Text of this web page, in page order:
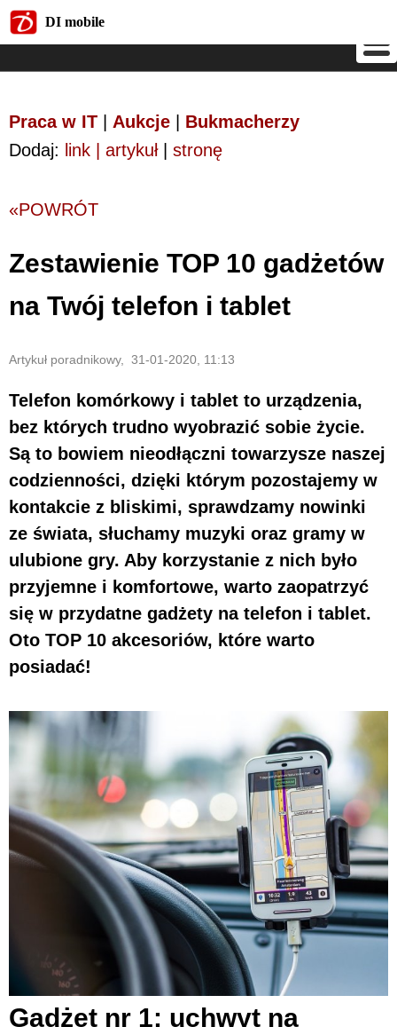
DI mobile
Praca w IT Aukcje
Bukmacherzy
Dodaj: link | artykuł| stronę
«POWRÓT
Zestawienie TOP 10 gadżetów
na Twój telefon i tablet
Artykuł poradnikowy, 31-01-2020, 11:13
Telefon komórkowy i tablet to urządzenia,
bez których trudno wyobrazić sobie życie.
Są to bowiem nieodłączni towarzysze naszej
codzienności, dzięki którym pozostajemy w
kontakcie z bliskimi, sprawdzamy nowinki
ze świata, słuchamy muzyki oraz gramy w
ulubione gry. Aby korzystanie z nich było
przyjemne i komfortowe, warto zaopatrzyć
się w przydatne gadżety na telefon i tablet.
Oto TOP 10 akcesoriów, które warto
posiadać!
Gadżet nr 1: uchwyt na
DI mobile